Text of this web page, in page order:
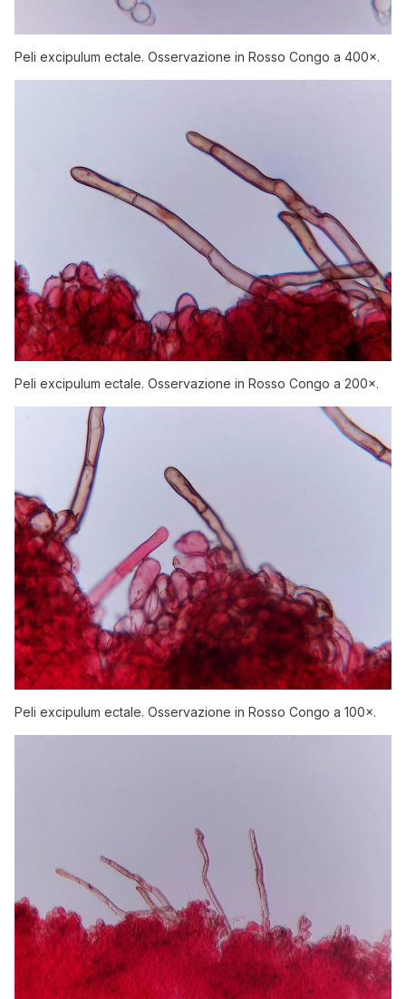
Peli excipulum ectale. Osservazione in Rosso Congo a 400×.
Peli excipulum ectale. Osservazione in Rosso Congo a 200×.
Peli excipulum ectale. Osservazione in Rosso Congo a 100×.